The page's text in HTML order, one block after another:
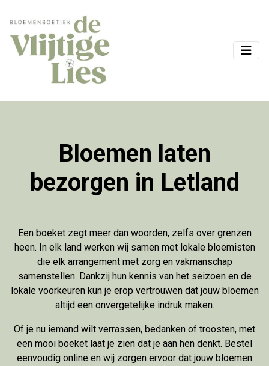
Bloemen laten
bezorgen in Letland
Een boeket zegt meer dan woorden, zelfs over grenzen
heen. In elk land werken wij samen met lokale bloemisten
die elk arrangement met zorg en vakmanschap
samenstellen. Dankzij hun kennis van het seizoen en de
lokale voorkeuren kun je erop vertrouwen dat jouw bloemen
altijd een onvergetelijke indruk maken.
Of je nu iemand wilt verrassen, bedanken of troosten, met
een mooi boeket laat je zien dat je aan hen denkt. Bestel
eenvoudig online en wij zorgen ervoor dat jouw bloemen